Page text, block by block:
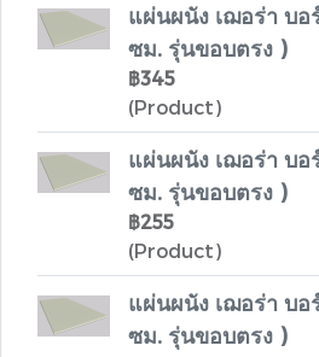
แผ่นผนัง เฌอร่า บ
ซม. รุ่นขอบตรง )
฿345
(Product)
แผ่นผนัง เฌอร่า บ
ซม. รุ่นขอบตรง )
฿255
(Product)
แผ่นผนัง เฌอร่า บ
ซม. รุ่นขอบตรง )